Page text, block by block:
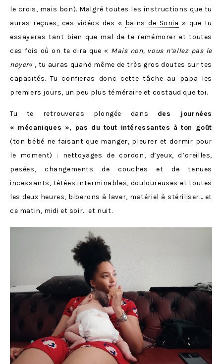
le crois, mais bon). Malgré toutes les instructions que tu
auras reçues, ces vidéos des « bains de Sonia » que tu
essayeras tant bien que mal de te remémorer et toutes
ces fois où on te dira que « Mais non, vous n’allez pas le
noyer« , tu auras quand même de très gros doutes sur tes
capacités. Tu confieras donc cette tâche au papa les
premiers jours, un peu plus téméraire et costaud que toi.
Tu te retrouveras plongée dans des journées
« mécaniques », pas du tout intéressantes à ton goût
(ton bébé ne faisant que manger, pleurer et dormir pour
le moment) : nettoyages de cordon, d’yeux, d’oreilles,
pesées, changements de couches et de tenues
incessants, tétées interminables, douloureuses et toutes
les deux heures, biberons à laver, matériel à stériliser… et
ce matin, midi et soir… et nuit.